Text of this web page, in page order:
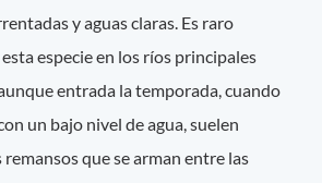
y aguas claras. Es raro
especie en los ríos principales
entrada la temporada, cuando
un bajo nivel de agua, suelen
que se arman entre las